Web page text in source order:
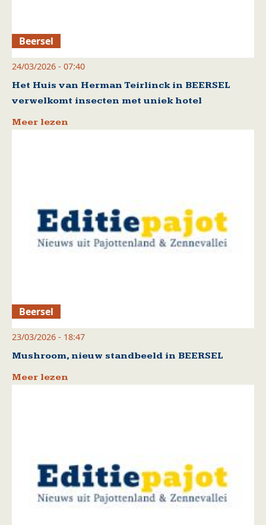
Beersel
24/03/2026 - 07:40
Het Huis van Herman Teirlinck in BEERSEL
verwelkomt insecten met uniek hotel
Meer lezen
Beersel
23/03/2026 - 18:47
Mushroom, nieuw standbeeld in BEERSEL
Meer lezen